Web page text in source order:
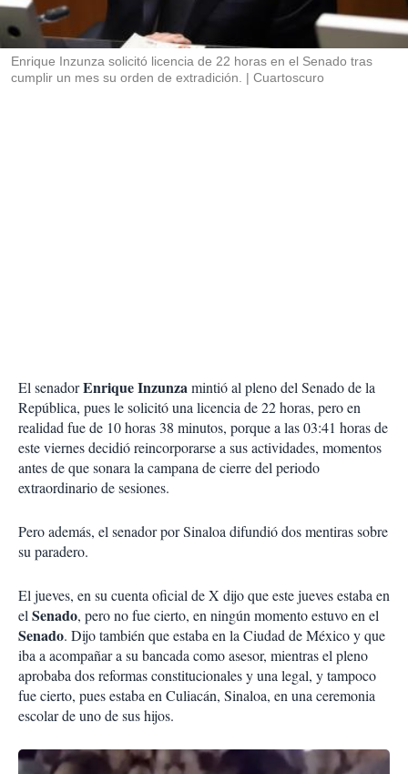
t
i
r
Enrique Inzunza solicitó licencia de 22 horas en el Senado tras
cumplir un mes su orden de extradición.
Cuartoscuro
El senadorEnrique Inzunzamintió al pleno del Senado de la
República, pues le solicitó una licencia de 22 horas, pero en
realidad fue de 10 horas 38 minutos, porque a las 03:41 horas de
este viernes decidió reincorporarse a sus actividades, momentos
antes de que sonara la campana de cierre del periodo
extraordinario de sesiones.
Pero además, el senador por Sinaloa difundió dos mentiras sobre
su paradero.
El jueves, en su cuenta oficial de X dijo que este jueves estaba en
elSenado, pero no fue cierto, en ningún momento estuvo en el
Senado. Dijo también que estaba en la Ciudad de México y que
iba a acompañar a su bancada como asesor, mientras el pleno
aprobaba dos reformas constitucionales y una legal, y tampoco
fue cierto, pues estaba en Culiacán, Sinaloa, en una ceremonia
escolar de uno de sus hijos.